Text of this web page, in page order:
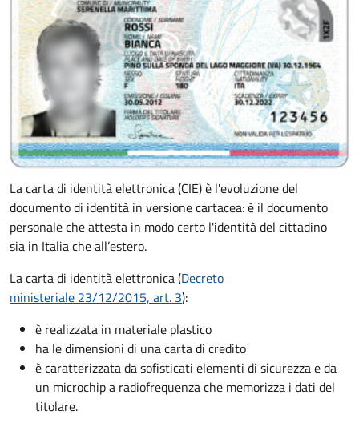
La carta di identità elettronica (CIE) è l'evoluzione del
documento di identità in versione cartacea: è il documento
personale che attesta in modo certo l'identità del cittadino
sia in Italia che all’estero.
La carta di identità elettronica (Decreto
ministeriale 23/12/2015, art. 3):
è realizzata in materiale plastico
ha le dimensioni di una carta di credito
è caratterizzata da sofisticati elementi di sicurezza e da
un microchip a radiofrequenza che memorizza i dati del
titolare.